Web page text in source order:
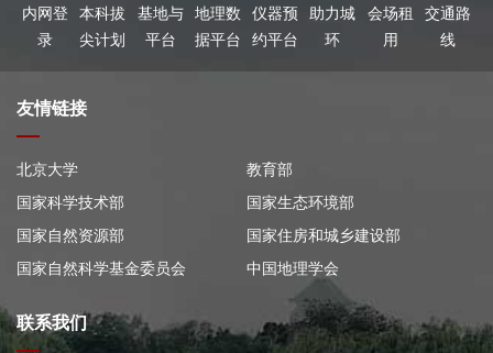
内网登
录
本科拔
尖计划
基地与
平台
地理数
据平台
仪器预
约平台
助力城
环
会场租
用
交通路
线
友情链接
北京大学
教育部
国家科学技术部
国家生态环境部
国家自然资源部
国家住房和城乡建设部
国家自然科学基金委员会
中国地理学会
联系我们